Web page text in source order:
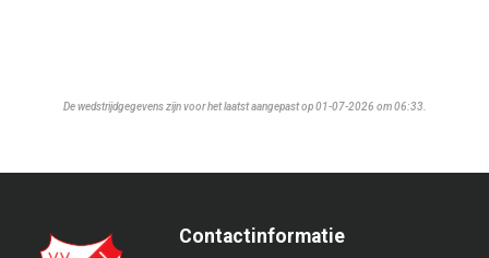
De wedstrijdgegevens zijn voor het laatst aangepast op 01-07-2026 om 06:33.
Contactinformatie